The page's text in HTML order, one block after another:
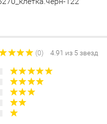
(0) 4.91 из 5 звезд